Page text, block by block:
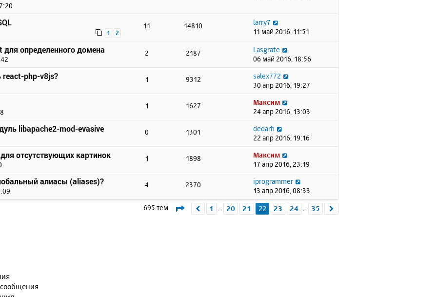
1 2
11 14810
larry7
11 май 2016, 11:51
определенного домена 2 2187
Lasgrate
06 май 2016, 18:56
php-v8js? 1 9312
salex772
30 апр 2016, 19:27
1 1627
Максим
24 апр 2016, 13:03
libapache2-mod-evasive 0 1301
dedarh
22 апр 2016, 19:16
отсутствующих картинок 1 1898
Максим
17 апр 2016, 23:19
алиасы (aliases)? 4 2370
iprogrammer
13 апр 2016, 08:33
695 тем Страница 22из 35
Пред.
1 20 21 22 23 24 35